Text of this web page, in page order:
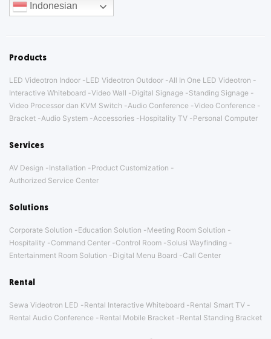
Indonesian
Products
LED Videotron Indoor LED Videotron Outdoor
All In One LED Videotron
Interactive Whiteboard Video Wall Digital Signage
Standing Signage
Video Processor dan KVM Switch
Audio Conference Video Conference
Bracket
Audio System Accessories Hospitality TV Personal Computer
Services
AV Design Installation
Product Customization
Authorized Service Center
Solutions
Corporate Solution Education Solution
Meeting Room Solution
Hospitality
Command Center Control Room
Solusi Wayfinding
Entertainment Room Solution
Digital Menu Board Call Center
Rental
Sewa Videotron LED Rental Interactive Whiteboard
Rental Smart TV
Rental Audio Conference
Rental Mobile Bracket Rental Standing Bracket